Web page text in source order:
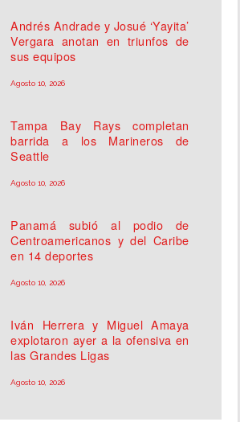
Andrés Andrade y Josué ‘Yayita’
Vergara anotan en triunfos de
sus equipos
Agosto 10, 2026
Tampa Bay Rays completan
barrida a los Marineros de
Seattle
Agosto 10, 2026
Panamá subió al podio de
Centroamericanos y del Caribe
en 14 deportes
Agosto 10, 2026
Iván Herrera y Miguel Amaya
explotaron ayer a la ofensiva en
las Grandes Ligas
Agosto 10, 2026